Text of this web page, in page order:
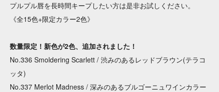
プルプル唇を長時間キープしたい方は是非お試しください。
《全15色+限定カラー2色》
数量限定！新色が2色、追加されました！
No.336 Smoldering Scarlett / 渋みのあるレッドブラウン(テラコ
ッタ)
No.337 Merlot Madness / 深みのあるブルゴーニュワインカラー